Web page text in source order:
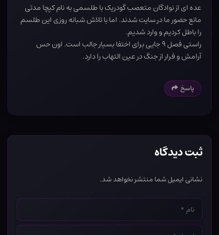
عده ای از نوادگان متعصب گودریک با طلسمی به نام کپچا مدتی
مانع حضور ما در سایت شدند. اما با تلاش شبانه روزی این طلسم
را باطل کردیم و وارد شدیم.
راستی فصل ۹ جایی برای اختفا بسیار جالب است. اون حس
آرامش و فرار از جنگ در عین التهاب را دارد.
پاسخ
ثبت دیدگاه
نشانی ایمیل شما منتشر نخواهد شد.
نام
*
ایمیل